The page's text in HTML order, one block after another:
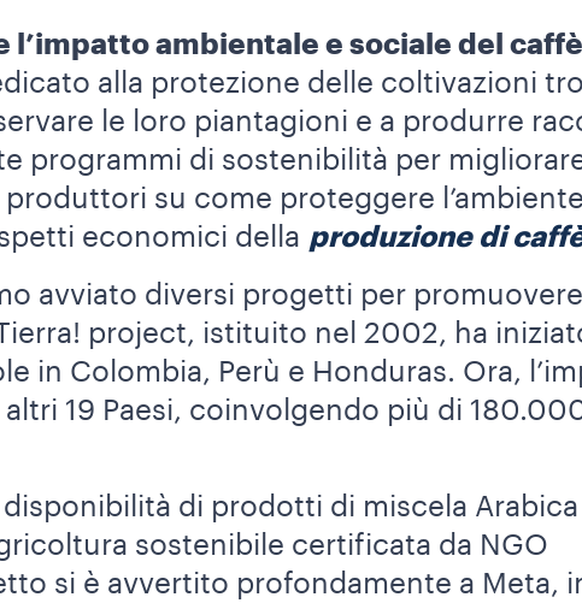
l’impatto ambientale e sociale del caffè
alla protezione delle coltivazioni
le loro piantagioni e a produrre
programmi di sostenibilità per
su come proteggere l’ambiente
economici della produzione di
avviato diversi progetti per promuovere
project, istituito nel 2002, ha
in Colombia, Perù e Honduras. Ora,
19 Paesi, coinvolgendo più di
disponibilità di prodotti di miscela
sostenibile certificata da NGO
si è avvertito profondamente a Meta,